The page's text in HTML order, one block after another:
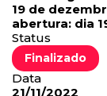
19 de
abertura: dia
Status
Finalizado
Data
21/11/2022